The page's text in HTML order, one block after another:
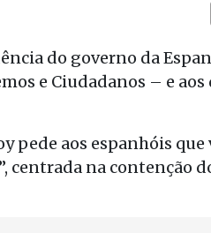
do governo da
e Ciudadanos – e
pede aos espanhóis
centrada na contenção